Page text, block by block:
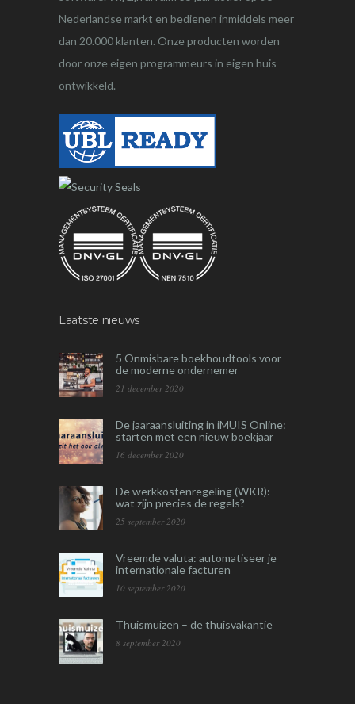
Nederlandse markt en bedienen inmiddels meer
dan 20.000 klanten. Onze producten worden
door onze eigen programmeurs in eigen huis
ontwikkeld.
Laatste nieuws
5 Onmisbare boekhoudtools voor
de moderne ondernemer
21 december 2020
De jaaraansluiting in iMUIS Online:
starten met een nieuw boekjaar
16 december 2020
De werkkostenregeling (WKR):
wat zijn precies de regels?
25 september 2020
Vreemde valuta: automatiseer je
internationale facturen
10 september 2020
Thuismuizen – de thuisvakantie
8 september 2020